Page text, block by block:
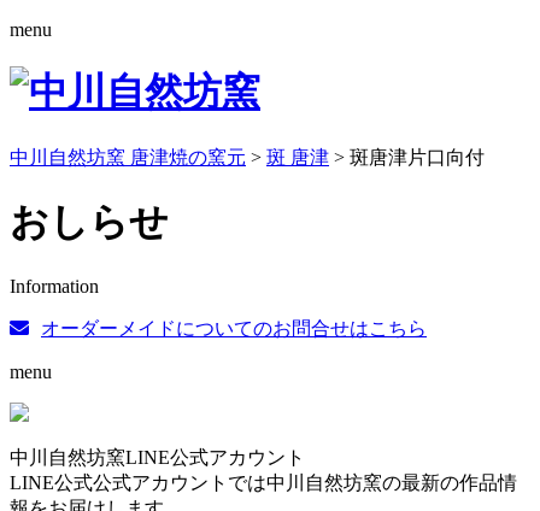
menu
中川自然坊窯 唐津焼の窯元 > 斑 唐津 > 斑唐津片口向付
おしらせ
Information
オーダーメイドについてのお問合せはこちら
menu
中川自然坊窯LINE公式アカウント
LINE公式公式アカウントでは中川自然坊窯の最新の作品情